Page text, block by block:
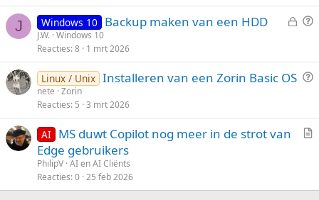
a
g
J
G
l
o
V
a
g
Windows 10 Backup maken van een HDD
J.W. Windows 10
Reacties 8 1 mrt 2026
V
a
Linux / Unix Installeren van een Zorin Basic OS
nete Zorin
Reacties 5 3 mrt 2026
k
AI
MS duwt Copilot nog meer in de strot van
Edge gebruikers
PhilipV AI en AI Cliënts
Reacties 0 25 feb 2026